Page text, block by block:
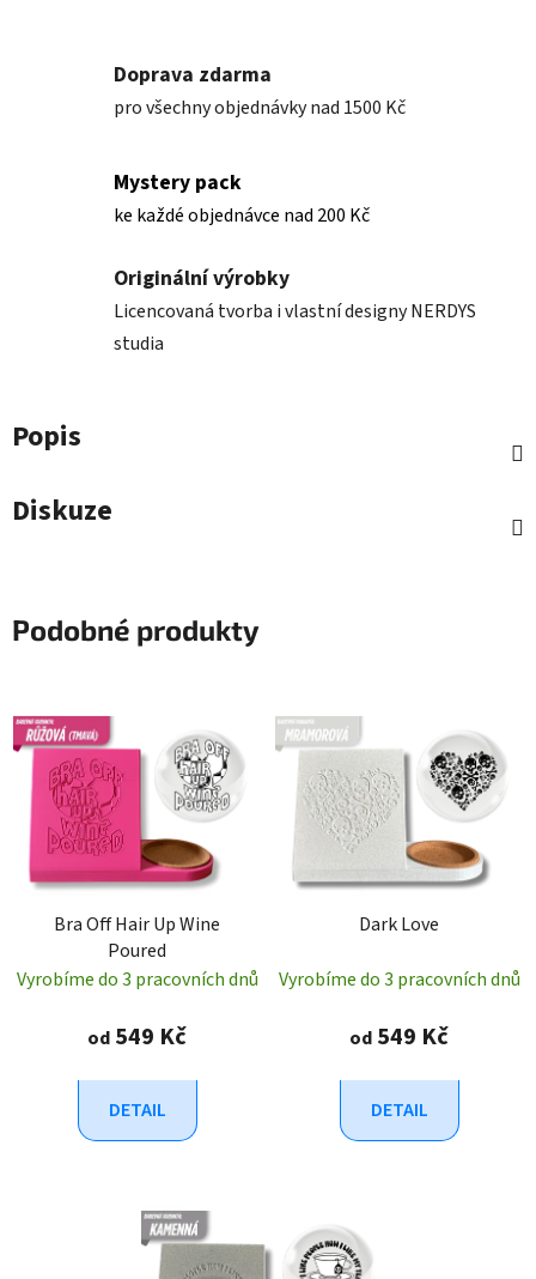
Doprava zdarma
pro všechny objednávky nad 1500 Kč
Mystery pack
ke každé objednávce nad 200 Kč
Originální výrobky
Licencovaná tvorba i vlastní designy NERDYS
studia
Popis
Diskuze
Podobné produkty
Bra Off Hair Up Wine
Poured
Vyrobíme do 3 pracovních dnů
od 549 Kč
DETAIL
Dark Love
Vyrobíme do 3 pracovních dnů
od 549 Kč
DETAIL